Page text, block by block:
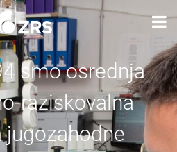
smo osrednja
raziskovalna
jugozahodne